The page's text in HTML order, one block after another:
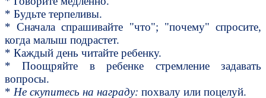
* Будьте терпеливы.
* Сначала спрашивайте "что"; "почему" спросите,
когда малыш подрастет.
* Каждый день читайте ребенку.
* Поощряйте в ребенке стремление задавать
вопросы.
* Не скупитесь на награду: похвалу или поцелуй.